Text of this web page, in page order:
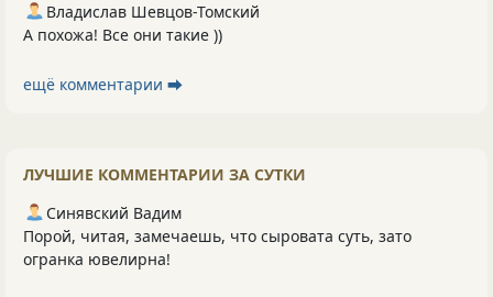
Владислав Шевцов-Томский
А похожа! Все они такие ))
ещё комментарии ⮕
ЛУЧШИЕ КОММЕНТАРИИ ЗА СУТКИ
Синявский Вадим
Порой, читая, замечаешь, что сыровата суть, зато
огранка ювелирна!